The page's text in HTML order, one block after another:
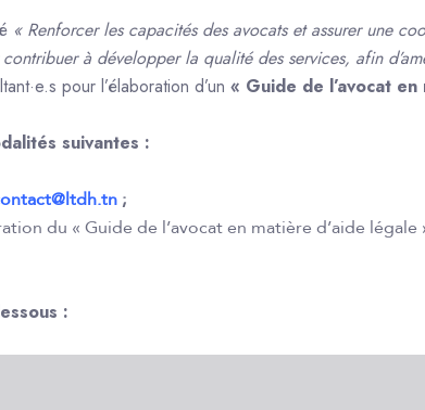
« Renforcer les capacités des avocats et assurer une
à développer la qualité des services, afin
pour l’élaboration d’un « Guide de l’avocat
suivantes :
;
du « Guide de l’avocat en matière d’aide légale
: